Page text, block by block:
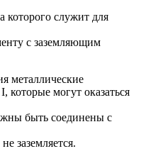
которого служит для
с заземляющим
металлические
которые могут оказаться
быть соединены с
заземляется.